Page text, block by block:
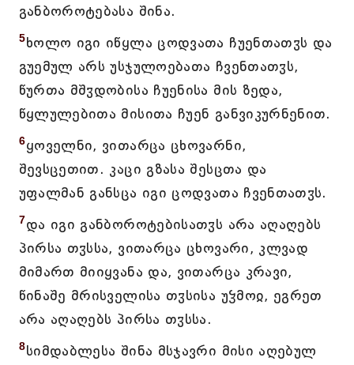
განბოროტებასა შინა.
5ხოლო იგი იწყლა ცოდვათა ჩუენთათჳს და
გუემულ არს უსჯულოებათა ჩვენთათჳს,
წურთა მშჳდობისა ჩუენისა მის ზედა,
წყლულებითა მისითა ჩუენ განვიკურნენით.
6ყოველნი, ვითარცა ცხოვარნი,
შევსცეთით. კაცი გზასა შესცთა და
უფალმან განსცა იგი ცოდვათა ჩვენთათჳს.
7და იგი განბოროტებისათჳს არა აღაღებს
პირსა თჳსსა, ვითარცა ცხოვარი, კლვად
მიმართ მიიყვანა და, ვითარცა კრავი,
წინაშე მრისველისა თჳსისა უჴმოჲ, ეგრეთ
არა აღაღებს პირსა თჳსსა.
8სიმდაბლესა შინა მსჯავრი მისი აღებულ